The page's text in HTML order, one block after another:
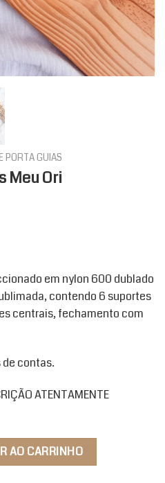
PORTA GUIAS
Meu Ori
em nylon 600 dublado
contendo 6 suportes
centrais, fechamento com
contas.
ATENTAMENTE
AO CARRINHO